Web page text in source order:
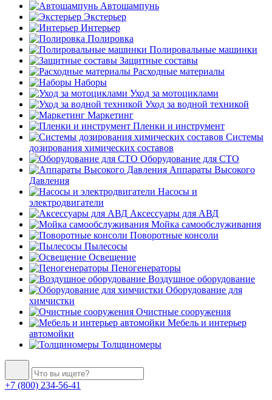
Автошампунь
Экстерьер
Интерьер
Полировка
Полировальные машинки
Защитные составы
Расходные материалы
Наборы
Уход за мотоциклами
Уход за водной техникой
Маркетинг
Пленки и инструмент
Системы
дозирования химических составов
Оборудование для СТО
Аппараты Высокого
Давления
Насосы и
электродвигатели
Аксессуары для АВД
Мойка самообслуживания
Поворотные консоли
Пылесосы
Освещение
Пеногенераторы
Воздушное оборудование
Оборудование для
химчистки
Очистные сооружения
Мебель и интерьер
автомойки
Толщиномеры
+7 (800) 234-56-41